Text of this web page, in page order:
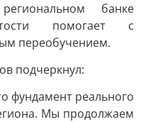
банке
помогает с
переобучением.
подчеркнул:
фундамент реального
Мы продолжаем